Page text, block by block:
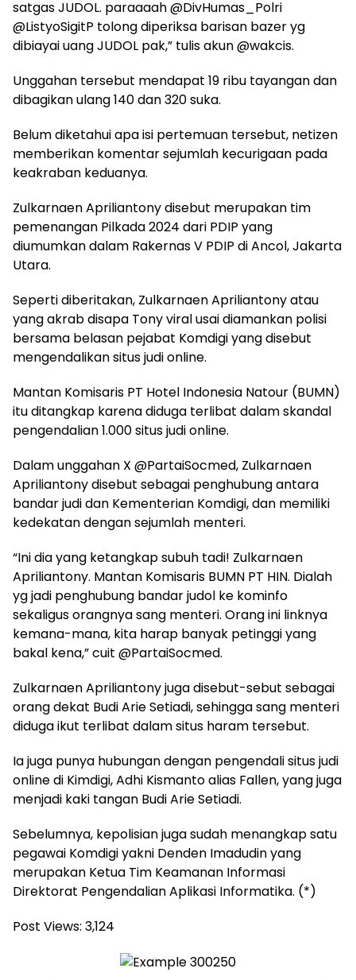
satgas JUDOL. paraaaah @DivHumas_Polri
@ListyoSigitP tolong diperiksa barisan bazer yg
dibiayai uang JUDOL pak,” tulis akun @wakcis.
Unggahan tersebut mendapat 19 ribu tayangan dan
dibagikan ulang 140 dan 320 suka.
Belum diketahui apa isi pertemuan tersebut, netizen
memberikan komentar sejumlah kecurigaan pada
keakraban keduanya.
Zulkarnaen Apriliantony disebut merupakan tim
pemenangan Pilkada 2024 dari PDIP yang
diumumkan dalam Rakernas V PDIP di Ancol, Jakarta
Utara.
Seperti diberitakan, Zulkarnaen Apriliantony atau
yang akrab disapa Tony viral usai diamankan polisi
bersama belasan pejabat Komdigi yang disebut
mengendalikan situs judi online.
Mantan Komisaris PT Hotel Indonesia Natour (BUMN)
itu ditangkap karena diduga terlibat dalam skandal
pengendalian 1.000 situs judi online.
Dalam unggahan X @PartaiSocmed, Zulkarnaen
Apriliantony disebut sebagai penghubung antara
bandar judi dan Kementerian Komdigi, dan memiliki
kedekatan dengan sejumlah menteri.
“Ini dia yang ketangkap subuh tadi! Zulkarnaen
Apriliantony. Mantan Komisaris BUMN PT HIN. Dialah
yg jadi penghubung bandar judol ke kominfo
sekaligus orangnya sang menteri. Orang ini linknya
kemana-mana, kita harap banyak petinggi yang
bakal kena,” cuit @PartaiSocmed.
Zulkarnaen Apriliantony juga disebut-sebut sebagai
orang dekat Budi Arie Setiadi, sehingga sang menteri
diduga ikut terlibat dalam situs haram tersebut.
Ia juga punya hubungan dengan pengendali situs judi
online di Kimdigi, Adhi Kismanto alias Fallen, yang juga
menjadi kaki tangan Budi Arie Setiadi.
Sebelumnya, kepolisian juga sudah menangkap satu
pegawai Komdigi yakni Denden Imadudin yang
merupakan Ketua Tim Keamanan Informasi
Direktorat Pengendalian Aplikasi Informatika. (*)
Post Views: 3,124